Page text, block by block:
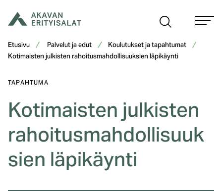
sisältöön
Etusivu Palvelut ja edut
Koulutukset ja tapahtumat
Kotimaisten julkisten rahoitusmahdollisuuksien läpikäynti
TAPAHTUMA
Kotimaisten julkisten
rahoitusmahdollisuuk
sien läpikäynti